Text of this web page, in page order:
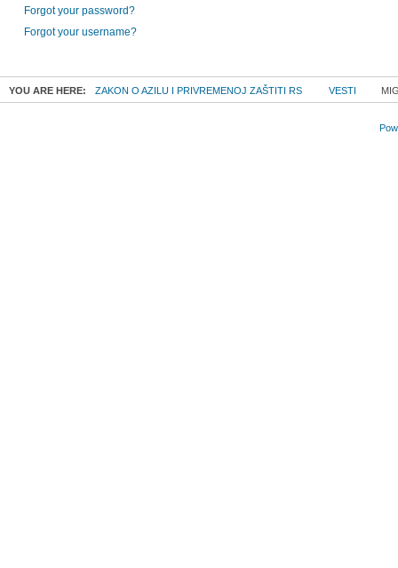
Forgot your password?
Forgot your username?
YOU ARE HERE: ZAKON O AZILU I PRIVREMENOJ ZAŠTITI RS VESTI